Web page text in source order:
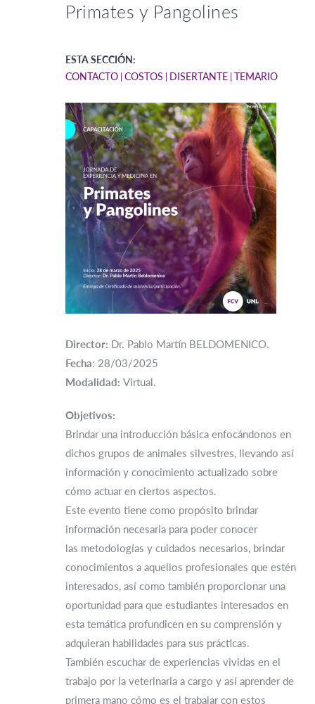
Primates y Pangolines
ESTA SECCIÓN:
CONTACTO COSTOS DISERTANTE TEMARIO
Director: Dr. Pablo Martín BELDOMENICO.
Fecha: 28/03/2025
Modalidad: Virtual.
Objetivos:
Brindar una introducción básica enfocándonos en
dichos grupos de animales silvestres, llevando así
información y conocimiento actualizado sobre
cómo actuar en ciertos aspectos.
Este evento tiene como propósito brindar
información necesaria para poder conocer
las metodologías y cuidados necesarios, brindar
conocimientos a aquellos profesionales que estén
interesados, así como también proporcionar una
oportunidad para que estudiantes interesados en
esta temática profundicen en su comprensión y
adquieran habilidades para sus prácticas.
También escuchar de experiencias vividas en el
trabajo por la veterinaria a cargo y así aprender de
primera mano cómo es el trabajar con estos